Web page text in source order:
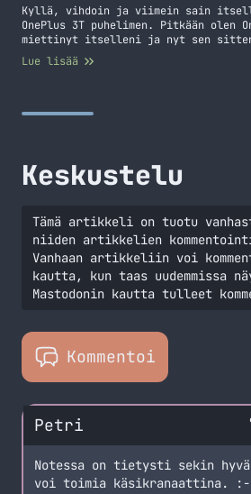
Kyllä, vihdoin ja viimein sain
OnePlus 3T puhelimen. Pitkään olen
miettinyt itselleni ja nyt sen
Lue lisää
Keskustelu
Tämä artikkeli on tuotu
niiden artikkelien
Vanhaan artikkeliin voi
kautta, kun taas uudemmissa
Mastodonin kautta tulleet
Kommentoi
Petri
Notessa on tietysti sekin
voi toimia käsikranaattina. :-